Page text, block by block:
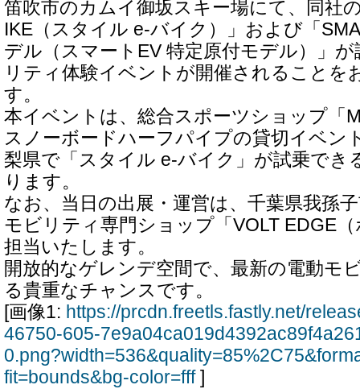
笛吹市のカムイ御坂スキー場にて、同社
IKE（スタイル e-バイク）」および「
デル（スマートEV 特定原付モデル）」
リティ体験イベントが開催されることを
す。
本イベントは、総合スポーツショップ「
スノーボードハーフパイプの貸切イベン
梨県で「スタイル e-バイク」が試乗でき
ります。
なお、当日の出展・運営は、千葉県我孫
モビリティ専門ショップ「VOLT EDGE
担当いたします。
開放的なゲレンデ空間で、最新の電動モ
る貴重なチャンスです。
[画像1: https://prcdn.freetls.fastly.net/
46750-605-
fit=bounds&bg-color=fff]